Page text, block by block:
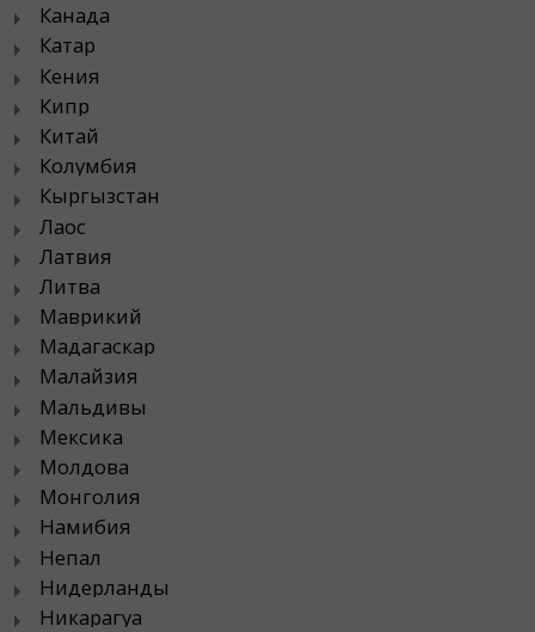
Канада
Катар
Кения
Кипр
Китай
Колумбия
Кыргызстан
Лаос
Латвия
Литва
Маврикий
Мадагаскар
Малайзия
Мальдивы
Мексика
Молдова
Монголия
Намибия
Непал
Нидерланды
Никарагуа